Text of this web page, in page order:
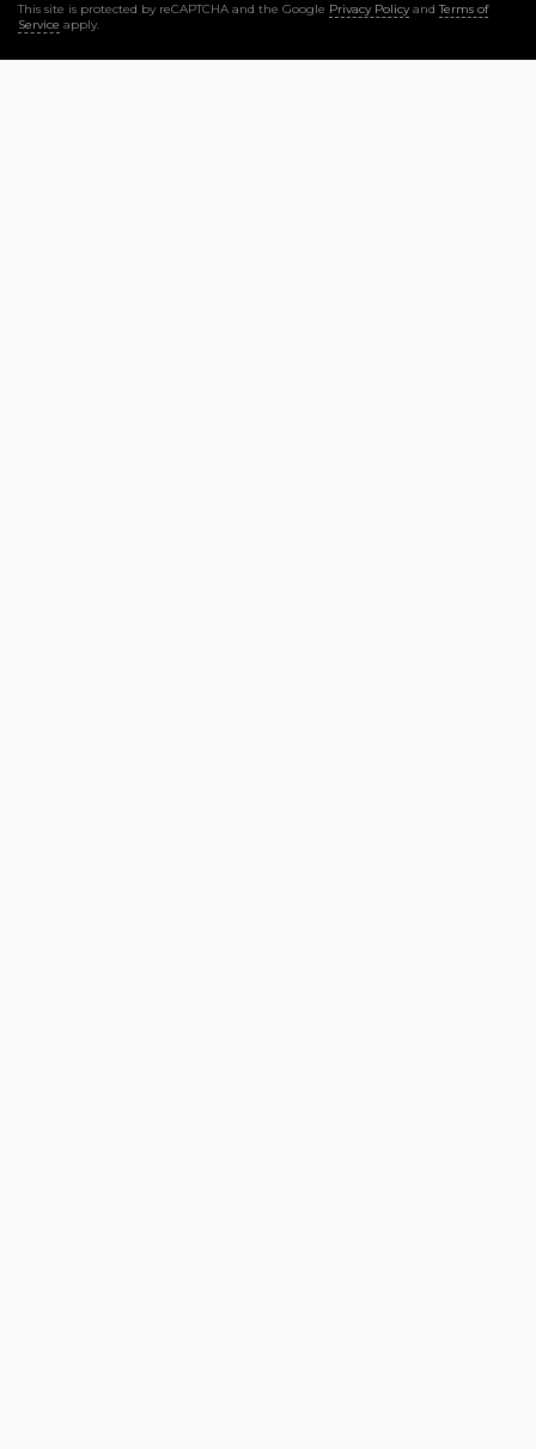
This site is protected by reCAPTCHA and the Google Privacy PolicyandTerms of
Service apply.